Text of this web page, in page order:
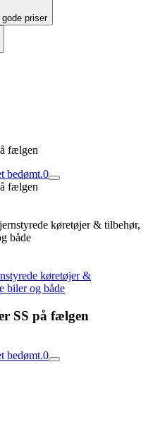
priser
fælgen
bedømt.0
fælgen
køretøjer & tilbehør,
både
køretøjer &
biler og både
SS på fælgen
bedømt.0